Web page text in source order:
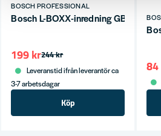
BOSCH PROFESSIONAL
Bosch L-BOXX-inredning GBH 18V-
244 kr
199 kr
Leveranstid ifrån leverantör ca
3-7 arbetsdagar
Köp